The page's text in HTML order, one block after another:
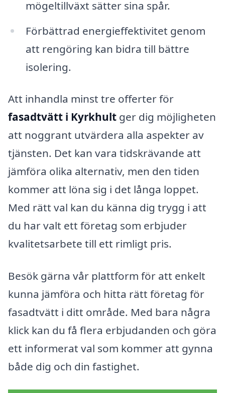
mögeltillväxt sätter sina spår.
Förbättrad energieffektivitet genom
att rengöring kan bidra till bättre
isolering.
Att inhandla minst tre offerter för
fasadtvätt i Kyrkhult ger dig möjligheten
att noggrant utvärdera alla aspekter av
tjänsten. Det kan vara tidskrävande att
jämföra olika alternativ, men den tiden
kommer att löna sig i det långa loppet.
Med rätt val kan du känna dig trygg i att
du har valt ett företag som erbjuder
kvalitetsarbete till ett rimligt pris.
Besök gärna vår plattform för att enkelt
kunna jämföra och hitta rätt företag för
fasadtvätt i ditt område. Med bara några
klick kan du få flera erbjudanden och göra
ett informerat val som kommer att gynna
både dig och din fastighet.